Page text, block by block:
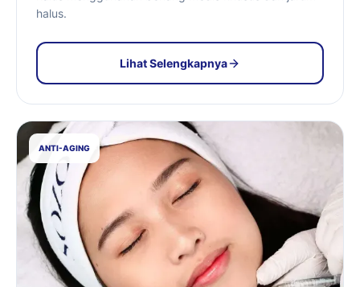
halus.
Lihat Selengkapnya
ANTI-AGING